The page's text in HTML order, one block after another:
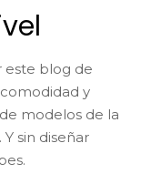
este blog de
y
modelos de la
sin diseñar